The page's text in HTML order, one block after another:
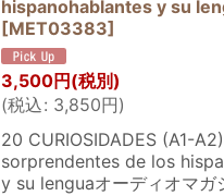
hispanohablantes y su
[MET03383]
3,500円(税別)
(税込: 3,850円)
20 CURIOSIDADES (A1-
sorprendentes de los
y su lenguaオーディオマガ